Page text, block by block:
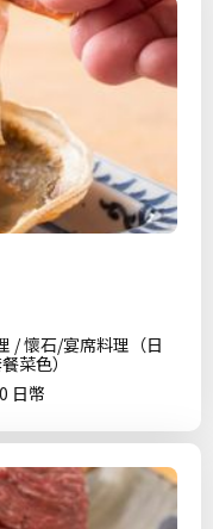
/ 懷石/宴席料理（日
菜色）
日幣